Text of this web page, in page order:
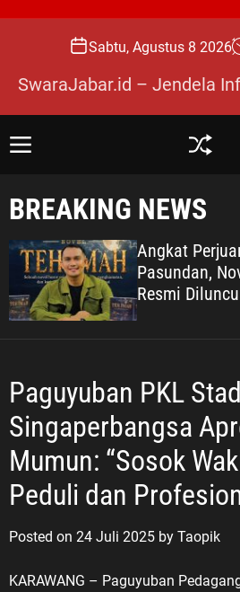
Sabtu, Agustus 8 2026
SwaraJabar.id – Jendela
M
u
S
ff
e
BREAKING NEWS
Angkat
Pasundan,
Resmi
Tembus Layar
Paguyuban PKL
Singaperbangsa
Mumun: “Sosok
Peduli dan
Posted on 24 Juli 2025 by Taopik
KARAWANG – Paguyuban